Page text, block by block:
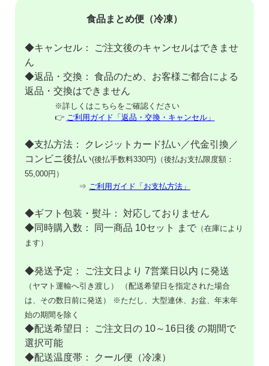
食品まとめ便（冷凍）
◆キャンセル： ご注文後のキャンセルはできませ
ん
◆返品・交換： 食品のため、お客様ご都合による
返品・交換はできません
※詳しくはこちらをご確認ください
👉 ご利用ガイド「返品・交換・キャンセル」
◆支払方法： クレジットカード払い／代金引換／
コンビニ後払い(後払手数料330円)（後払お支払限度額：
55,000円）
⇒ ご利用ガイド「お支払方法」
◆ギフト包装・熨斗： 対応しておりません
◆同時購入数： 同一商品 10セット まで （在庫により
ます）
◆発送予定： ご注文日より 7営業日以内 に発送
（ヤマト運輸へ引き渡し）
（配送希望日を指定された場合
は、その数日前に発送）
※ただし、大型連休、お盆、年末年
始の期間を除く
◆配送希望日： ご注文日の 10～16日後 の期間で
選択可能
◆配送温度帯： クール便（冷凍）